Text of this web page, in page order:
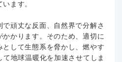
ます。
頑丈な反面、自然界で分解さ
かります。そのため、適切に
して生態系を脅かし、燃やす
て地球温暖化を加速させてしま